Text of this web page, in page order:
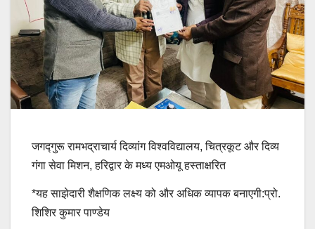
जगद्गुरू रामभद्राचार्य दिव्यांग विश्वविद्यालय, चित्रकूट और दिव्य
गंगा सेवा मिशन, हरिद्वार के मध्य एमओयू हस्ताक्षरित
*यह साझेदारी शैक्षणिक लक्ष्य को और अधिक व्यापक बनाएगी:प्रो.
शिशिर कुमार पाण्डेय